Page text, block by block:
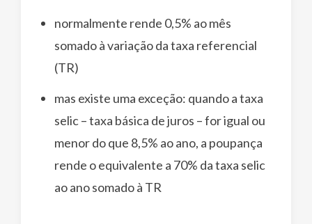
normalmente rende 0,5% ao mês
somado à variação da taxa referencial
(TR)
mas existe uma exceção: quando a taxa
selic – taxa básica de juros – for igual ou
menor do que 8,5% ao ano, a poupança
rende o equivalente a 70% da taxa selic
ao ano somado à TR